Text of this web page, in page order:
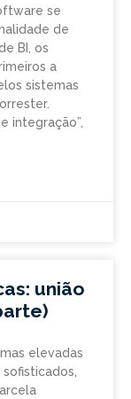
se
de
BI, os
a
sistemas
integração”,
união
elevadas